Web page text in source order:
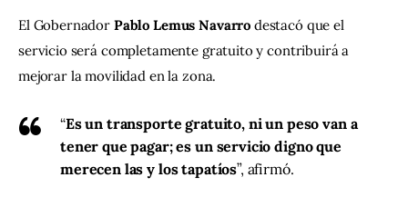
El Gobernador Pablo Lemus Navarro destacó que el
servicio será completamente gratuito y contribuirá a
mejorar la movilidad en la zona.
“Es un transporte gratuito, ni un peso van a
tener que pagar; es un servicio digno que
merecen las y los tapatíos”, afirmó.